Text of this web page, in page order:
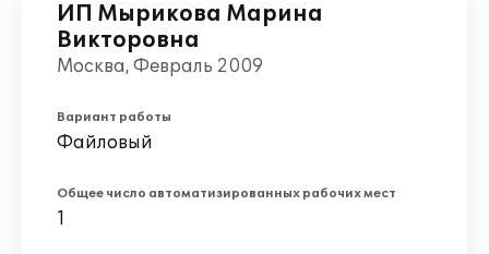
ИП Мырикова Марина
Викторовна
Москва, Февраль 2009
Вариант работы
Файловый
Общее число автоматизированных рабочих мест
1